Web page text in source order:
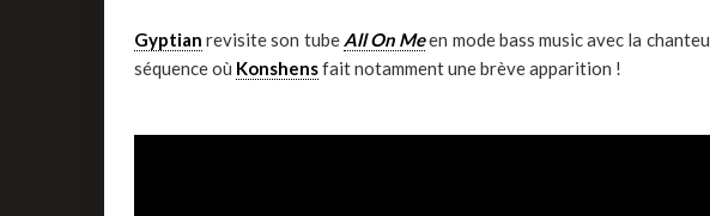
Gyptian revisite son tube All On Meen mode bass music avec la
séquence où Konshensfait notamment une brève apparition !